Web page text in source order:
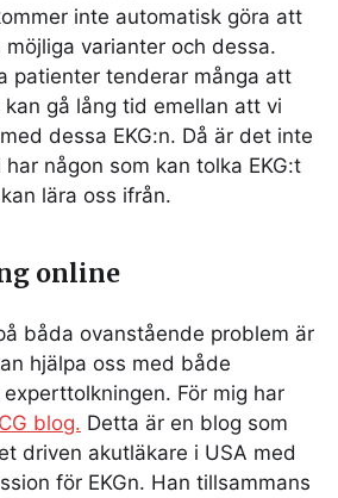
inte automatisk göra att
varianter och dessa.
patienter tenderar många att
gå lång tid emellan att vi
dessa EKG:n. Då är det inte
någon som kan tolka EKG:t
lära oss ifrån.
online
båda ovanstående problem är
hjälpa oss med både
För mig har
blog. Detta är en blog som
driven akutläkare i USA med
för EKGn. Han tillsammans